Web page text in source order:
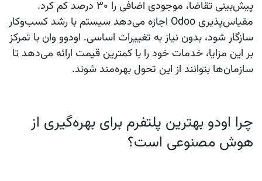
پیش‌بینی تقاضا، موجودی اضافی را ۳۰ درصد کم کرد.
مقیاس‌پذیری Odoo اجازه می‌دهد سیستم با رشد کسب‌وکار
سازگار شود، بدون نیاز به تغییرات اساسی. اودوو وان با تمرکز
بر این مزایا، خدمات خود را با کمترین قیمت ارائه می‌دهد تا
سازمان‌ها بتوانند از این تحول بهره‌مند شوند.
چرا اودو بهترین پلتفرم برای بهره‌گیری از
هوش مصنوعی است؟